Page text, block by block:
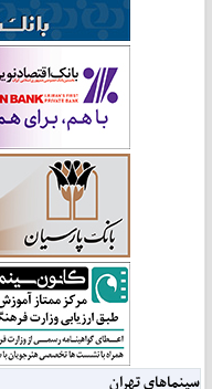
سینماهای تهران